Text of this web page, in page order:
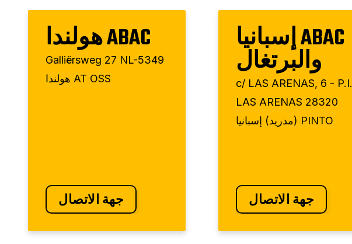
ABAC إسبانيا
والبرتغال
c/ LAS ARENAS, 6 - P.I.
LAS ARENAS 28320
PINTO (مدريد) إسبانيا
جهة الاتصال
ABAC هولندا
Galliërsweg 27 NL-5349
AT OSS هولندا
جهة الاتصال